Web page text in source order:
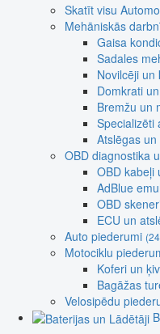
Skatīt visu
Mehāniskās
Gaisa
Sadales
Novilcēji
Domkrati
Bremžu un
Specializēti
Atslēgas
OBD diagnostika
OBD kabeļi
AdBlue
OBD
ECU un
Auto piederumi
Motociklu
Koferi un
Bagāžas
Velosipēdu